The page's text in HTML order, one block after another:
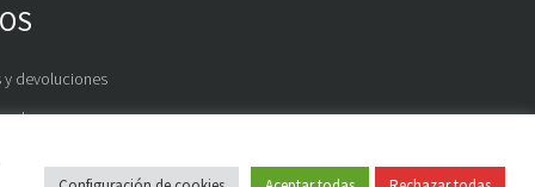
y devoluciones
de pago